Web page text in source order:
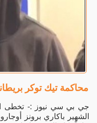
محاكمة تيك توكر
جي بي سي نيوز :- تخطى